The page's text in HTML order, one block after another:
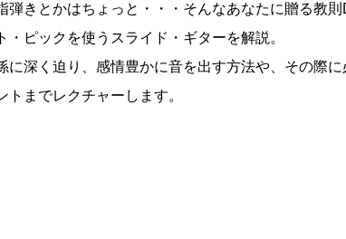
きとかはちょっと・・・そんなあなたに贈る教則
ピックを使うスライド・ギターを解説。
に深く迫り、感情豊かに音を出す方法や、その際
トまでレクチャーします。